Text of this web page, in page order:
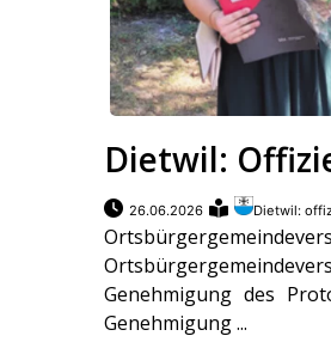
Dietwil:
26.06.2026 Dietwil:
Genehmigung des
Genehmigung ...